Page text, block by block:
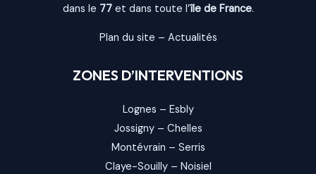
dans le 77et dans toute l’île de France.
Plan du site – Actualités
ZONES D’INTERVENTIONS
Lognes – Esbly
Jossigny– Chelles
Montévrain – Serris
Claye-Souilly– Noisiel